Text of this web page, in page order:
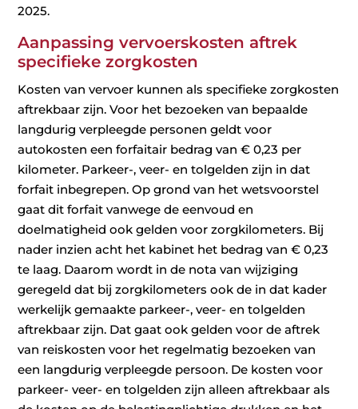
2025.
Aanpassing vervoerskosten aftrek
specifieke zorgkosten
Kosten van vervoer kunnen als specifieke zorgkosten
aftrekbaar zijn. Voor het bezoeken van bepaalde
langdurig verpleegde personen geldt voor
autokosten een forfaitair bedrag van € 0,23 per
kilometer. Parkeer-, veer- en tolgelden zijn in dat
forfait inbegrepen. Op grond van het wetsvoorstel
gaat dit forfait vanwege de eenvoud en
doelmatigheid ook gelden voor zorgkilometers. Bij
nader inzien acht het kabinet het bedrag van € 0,23
te laag. Daarom wordt in de nota van wijziging
geregeld dat bij zorgkilometers ook de in dat kader
werkelijk gemaakte parkeer-, veer- en tolgelden
aftrekbaar zijn. Dat gaat ook gelden voor de aftrek
van reiskosten voor het regelmatig bezoeken van
een langdurig verpleegde persoon. De kosten voor
parkeer- veer- en tolgelden zijn alleen aftrekbaar als